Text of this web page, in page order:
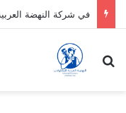
في شركة النهضة
بحث عن